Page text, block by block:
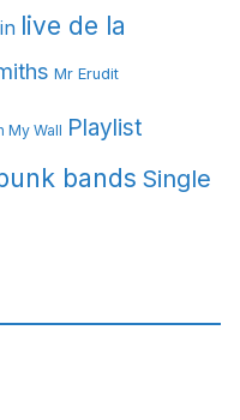
live de la
Mr Erudit
My Wall Playlist
bands Single